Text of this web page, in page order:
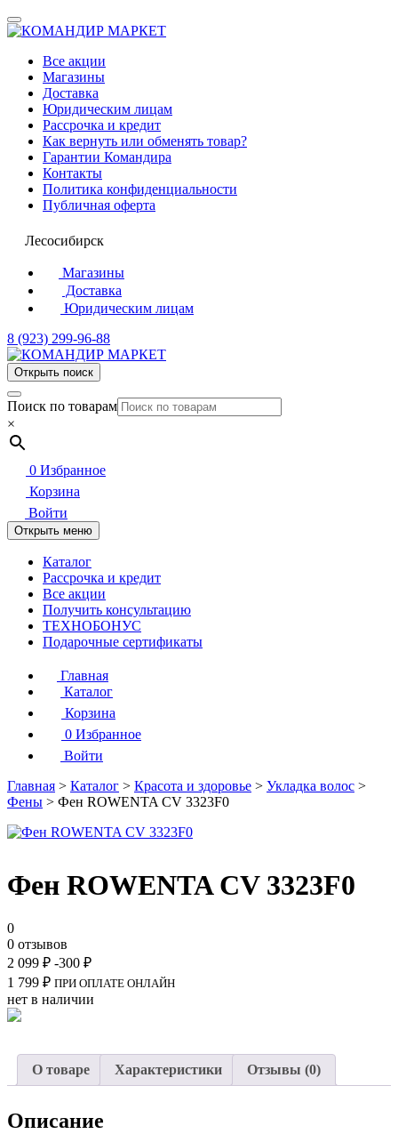
Все акции
Магазины
Доставка
Юридическим лицам
Рассрочка и кредит
Как вернуть или обменять товар?
Гарантии Командира
Контакты
Политика конфиденциальности
Публичная оферта
Лесосибирск
Магазины
Доставка
Юридическим лицам
8 (923) 299-96-88
Открыть поиск
Поиск по товарам
×
0 Избранное
Корзина
Войти
Открыть меню
Каталог
Рассрочка и кредит
Все акции
Получить консультацию
ТЕХНОБОНУС
Подарочные сертификаты
Главная
Каталог
Корзина
0 Избранное
Войти
Главная > Каталог > Красота и здоровье > Укладка волос >
Фены > Фен ROWENTA CV 3323F0
Фен ROWENTA CV 3323F0
0
0 отзывов
2 099 ₽ -300 ₽
1 799 ₽ ПРИ ОПЛАТЕ ОНЛАЙН
нет в наличии
О товаре Характеристики Отзывы (0)
Описание